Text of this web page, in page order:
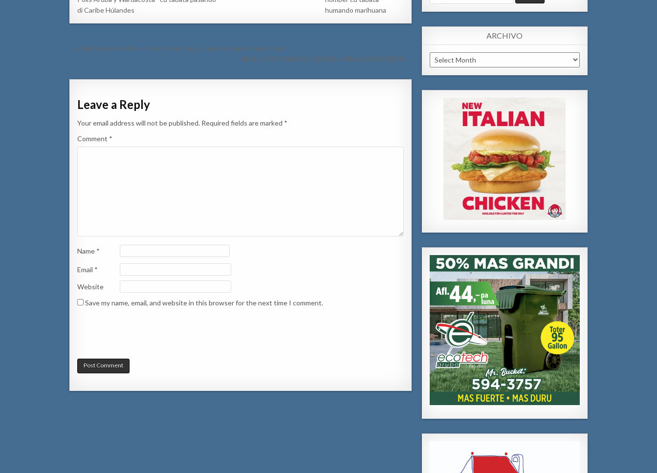
di Caribe Húlandes
humando marihuana
Post
← Polis a para turista cu tabata core irresponsabel y a hala su atencion!
RESULTADO PARADA GRANDI SAN NICOLAS 2020 →
Leave a Reply
Your email address will not be published. Required fields are marked *
Comment *
Name *
Email *
Website
Save my name, email, and website in this browser for the next time I comment.
for:
ARCHIVO
Archivo